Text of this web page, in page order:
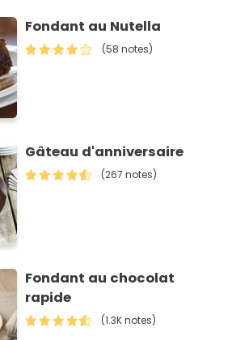
Fondant au Nutella
(58 notes)
Gâteau d'anniversaire
(267 notes)
Fondant au chocolat
rapide
(1.3K notes)